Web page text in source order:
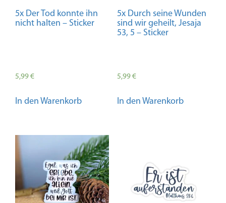
5x Der Tod konnte ihn
nicht halten – Sticker
5,99€
In den Warenkorb
5x Durch seine Wunden
sind wir geheilt, Jesaja
53, 5 – Sticker
5,99€
In den Warenkorb